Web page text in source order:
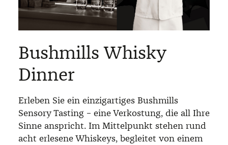
Bushmills Whisky
Dinner
Erleben Sie ein einzigartiges Bushmills
Sensory Tasting – eine Verkostung, die all Ihre
Sinne anspricht. Im Mittelpunkt stehen rund
acht erlesene Whiskeys, begleitet von einem